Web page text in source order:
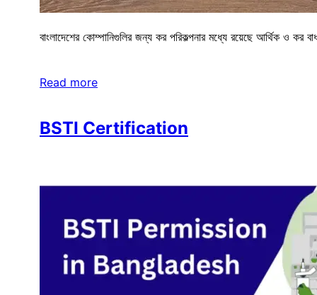
বাংলাদেশের কোম্পানিগুলির জন্য কর পরিকল্পনার মধ্যে রয়েছে আর্থিক ও কর
Read more
BSTI Certification